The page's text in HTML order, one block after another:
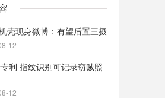
壳现身微博：有望后置三摄
12
利 指纹识别可记录窃贼照
12